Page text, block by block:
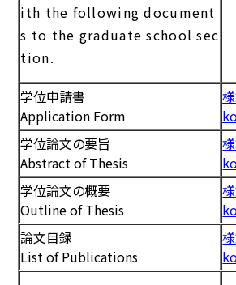
ith the following document
s to the graduate school sec
tion.
学位申請書
Application Form
学位論文の要旨
Abstract of Thesis
学位論文の概要
Outline of Thesis
論文目録
List of Publications